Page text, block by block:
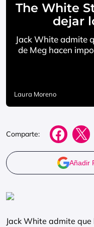
The White
dejar
Jack White admite
de Meg hacen
Laura Moreno
Comparte:
Añadir
Jack White admite